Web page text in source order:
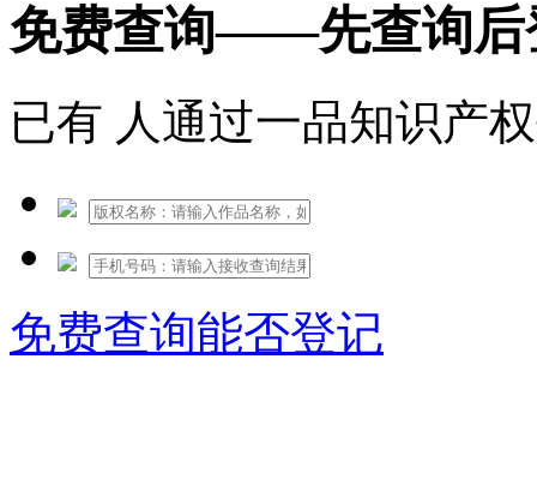
免费查询——先查询后
已有 人通过一品知识产
免费查询能否登记